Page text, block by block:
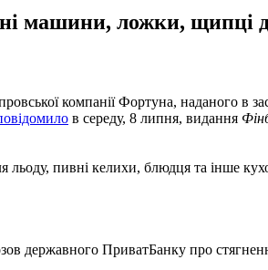
машини, ложки, щипці
компанії Фортуна, наданого в
в середу, 8 липня, видання
пивні келихи, блюдця та інше
державного ПриватБанку про